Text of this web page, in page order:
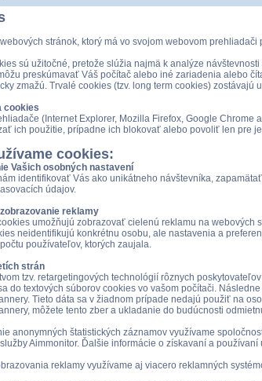
stránok, ktorý má vo svojom webovom
sú užitočné, pretože slúžia najmä k analýze
preskúmavať Váš počítač alebo iné zariadenia alebo
zmažú. Trvalé cookies (tzv. long term cookies)
cookies
(Internet Explorer, Mozilla Firefox, Google
ich použitie, prípadne ich blokovať alebo povoliť len pre
cookies:
Vašich osobných nastavení
identifikovať Vás ako unikátneho návštevníka,
údajov.
reklamy
umožňujú zobrazovať cielenú reklamu na
neidentifikujú konkrétnu osobu, ale nastavenia a
používateľov, ktorých zaujala.
strán
tzv. retargetingových technológií rôznych
do textových súborov cookies vo vašom počítači.
Tieto dáta sa v žiadnom prípade nedajú použiť na
môžete tento zber a ukladanie do budúcnosti
anonymných štatistických záznamov využívame
Aimmonitor. Ďalšie informácie o získavaní a
reklamy využívame aj viacero reklamných